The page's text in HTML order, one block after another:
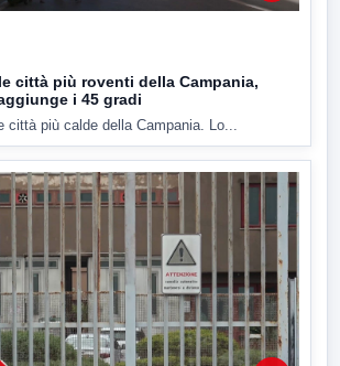
città più roventi della Campania,
i 45 gradi
città più calde della Campania. Lo...